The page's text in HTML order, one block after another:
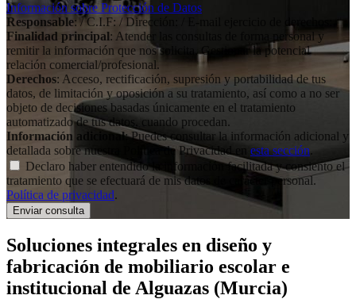
Información sobre Protección de Datos
Responsable: / C.I.F: / Dirección: / E-mail ejercicio de derechos:
Finalidad principal: Atender las consultas de forma personal y
remitir la información que nos solicita. Gestionar la potencial
relación comercial/profesional.
Derechos: Acceso, rectificación, supresión y portabilidad de tus
datos, de limitación y oposición a su tratamiento, así como a no ser
objeto de decisiones basadas únicamente en el tratamiento
automatizado de tus datos, cuando procedan.
Información adicional: Puedes consultar la información adicional y
detallada sobre nuestra Política de Privacidad en esta sección.
Declaro haber entendido la información facilitada y consiento el
tratamiento que se efectuará de mis datos de carácter personal.
Política de privacidad.
Soluciones integrales en diseño y
fabricación de mobiliario escolar e
institucional de Alguazas (Murcia)